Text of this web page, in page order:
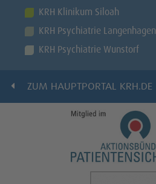
KRH Klinikum Siloah
KRH Psychiatrie Langenhagen
KRH Psychiatrie Wunstorf
ZUM HAUPTPORTAL KRH.DE